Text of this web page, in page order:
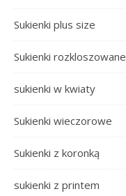
Sukienki plus size
Sukienki rozkloszowane
sukienki w kwiaty
Sukienki wieczorowe
Sukienki z koronką
sukienki z printem